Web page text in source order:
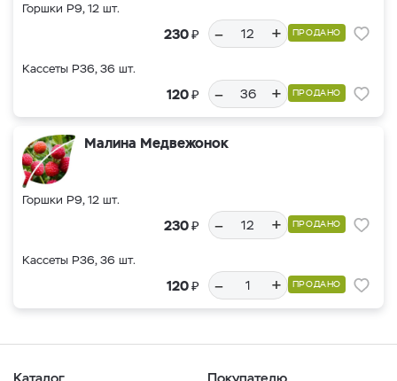
Горшки Р9, 12 шт.
230₽ – + ПРОДАНО
Кассеты Р36, 36 шт.
120₽ – + ПРОДАНО
Малина Медвежонок
Горшки Р9, 12 шт.
230₽ – + ПРОДАНО
Кассеты Р36, 36 шт.
120₽ – + ПРОДАНО